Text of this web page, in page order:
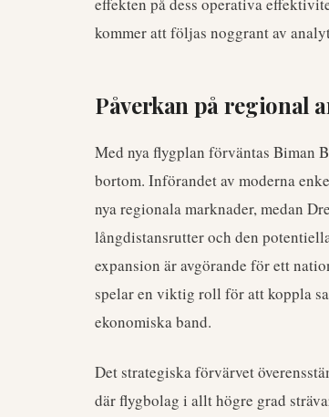
kommer att följas noggrant av
Påverkan på regional
Med nya flygplan förväntas Biman
bortom. Införandet av moderna
nya regionala marknader, medan
långdistansrutter och den
expansion är avgörande för ett
spelar en viktig roll för att koppla
ekonomiska band.
Det strategiska förvärvet
där flygbolag i allt högre grad